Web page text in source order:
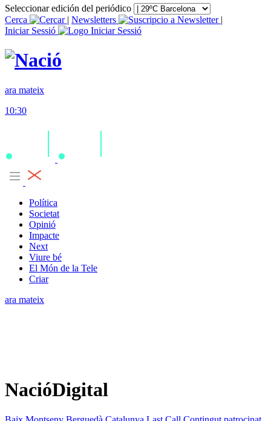
Seleccionar edición del periódico
Cerca
| Newsletters
|
Iniciar Sessió
ara mateix
10:30
Política
Societat
Opinió
Impacte
Next
Viure bé
El Món de la Tele
Criar
ara mateix
NacióDigital